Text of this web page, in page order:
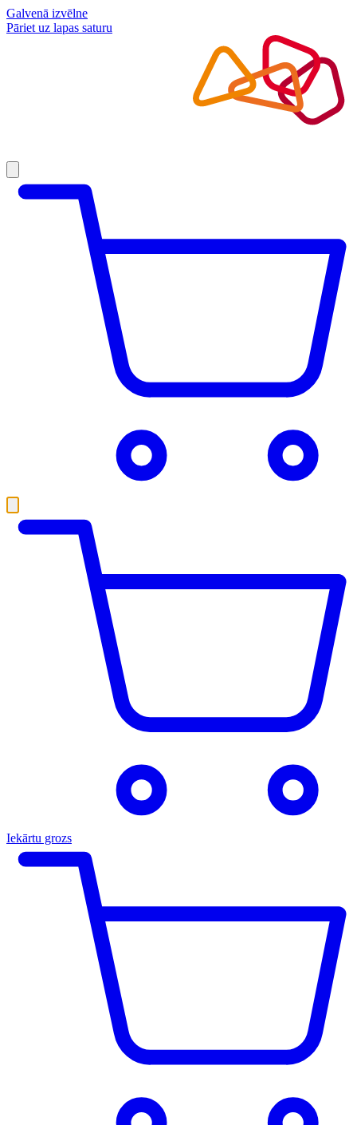
Galvenā izvēlne
Pāriet uz lapas saturu
Iekārtu grozs